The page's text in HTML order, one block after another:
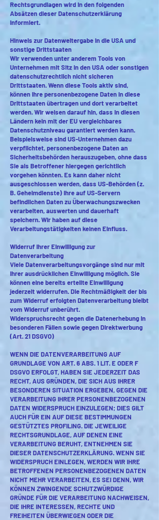
Rechtsgrundlagen wird in den folgenden
Absätzen dieser Datenschutzerklärung
informiert.
Hinweis zur Datenweitergabe in die USA und
sonstige Drittstaaten
Wir verwenden unter anderem Tools von
Unternehmen mit Sitz in den USA oder sonstigen
datenschutzrechtlich nicht sicheren
Drittstaaten. Wenn diese Tools aktiv sind,
können Ihre personenbezogene Daten in diese
Drittstaaten übertragen und dort verarbeitet
werden. Wir weisen darauf hin, dass in diesen
Ländern kein mit der EU vergleichbares
Datenschutzniveau garantiert werden kann.
Beispielsweise sind US-Unternehmen dazu
verpflichtet, personenbezogene Daten an
Sicherheitsbehörden herauszugeben, ohne dass
Sie als Betroffener hiergegen gerichtlich
vorgehen könnten. Es kann daher nicht
ausgeschlossen werden, dass US-Behörden (z.
B. Geheimdienste) Ihre auf US-Servern
befindlichen Daten zu Überwachungszwecken
verarbeiten, auswerten und dauerhaft
speichern. Wir haben auf diese
Verarbeitungstätigkeiten keinen Einfluss.
Widerruf Ihrer Einwilligung zur
Datenverarbeitung
Viele Datenverarbeitungsvorgänge sind nur mit
Ihrer ausdrücklichen Einwilligung möglich. Sie
können eine bereits erteilte Einwilligung
jederzeit widerrufen. Die Rechtmäßigkeit der bis
zum Widerruf erfolgten Datenverarbeitung bleibt
vom Widerruf unberührt.
Widerspruchsrecht gegen die Datenerhebung in
besonderen Fällen sowie gegen Direktwerbung
(Art. 21 DSGVO)
WENN DIE DATENVERARBEITUNG AUF
GRUNDLAGE VON ART. 6 ABS. 1 LIT. E ODER F
DSGVO ERFOLGT, HABEN SIE JEDERZEIT DAS
RECHT, AUS GRÜNDEN, DIE SICH AUS IHRER
BESONDEREN SITUATION ERGEBEN, GEGEN DIE
VERARBEITUNG IHRER PERSONENBEZOGENEN
DATEN WIDERSPRUCH EINZULEGEN; DIES GILT
AUCH FÜR EIN AUF DIESE BESTIMMUNGEN
GESTÜTZTES PROFILING. DIE JEWEILIGE
RECHTSGRUNDLAGE, AUF DENEN EINE
VERARBEITUNG BERUHT, ENTNEHMEN SIE
DIESER DATENSCHUTZERKLÄRUNG. WENN SIE
WIDERSPRUCH EINLEGEN, WERDEN WIR IHRE
BETROFFENEN PERSONENBEZOGENEN DATEN
NICHT MEHR VERARBEITEN, ES SEI DENN, WIR
KÖNNEN ZWINGENDE SCHUTZWÜRDIGE
GRÜNDE FÜR DIE VERARBEITUNG NACHWEISEN,
DIE IHRE INTERESSEN, RECHTE UND
FREIHEITEN ÜBERWIEGEN ODER DIE